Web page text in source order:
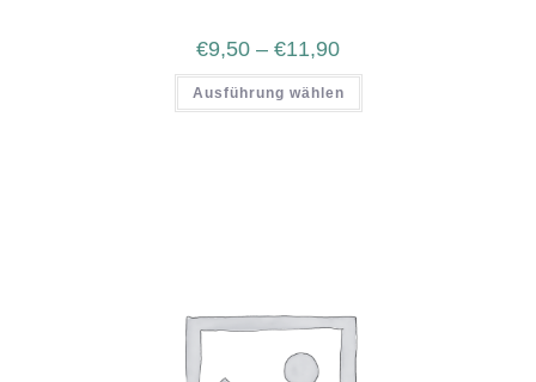
€9,50 – €11,90
Ausführung wählen